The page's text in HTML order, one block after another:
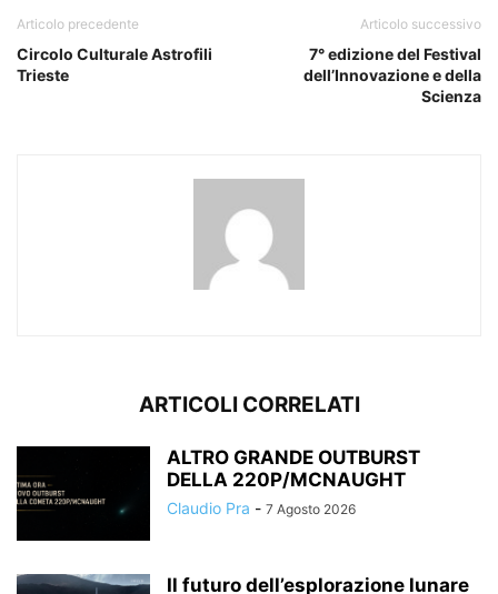
Articolo precedente
Circolo Culturale Astrofili
Trieste
Articolo successivo
7° edizione del Festival
dell’Innovazione e della
Scienza
ARTICOLI CORRELATI
ALTRO GRANDE OUTBURST
DELLA 220P/MCNAUGHT
Claudio Pra - 7 Agosto 2026
Il futuro dell’esplorazione lunare